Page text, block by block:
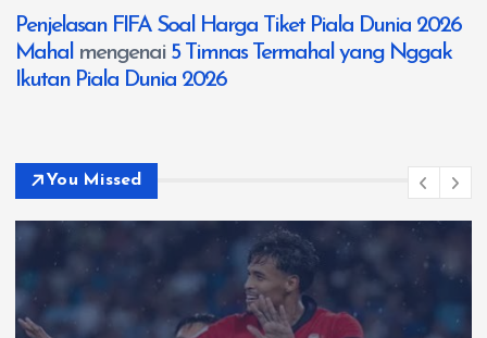
Penjelasan FIFA Soal Harga Tiket Piala Dunia 2026
Mahalmengenai 5 Timnas Termahal yang Nggak
Ikutan Piala Dunia 2026
You Missed